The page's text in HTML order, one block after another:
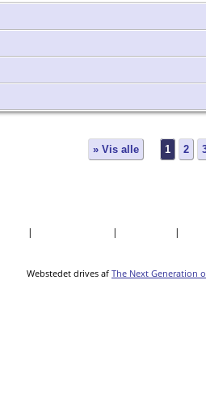
» Vis alle 1 2
| | |
Webstedet drives af The Next Generation